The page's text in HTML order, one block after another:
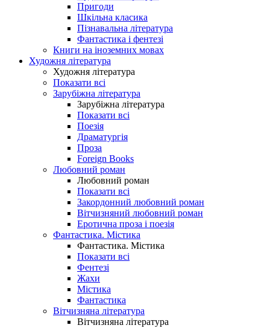
Пригоди
Шкільна класика
Пізнавальна література
Фантастика і фентезі
Книги на іноземних мовах
Художня література
Художня література
Показати всі
Зарубіжна література
Зарубіжна література
Показати всі
Поезія
Драматургія
Проза
Foreign Books
Любовний роман
Любовний роман
Показати всі
Закордонний любовний роман
Вітчизняний любовний роман
Еротична проза і поезія
Фантастика. Містика
Фантастика. Містика
Показати всі
Фентезі
Жахи
Містика
Фантастика
Вітчизняна література
Вітчизняна література